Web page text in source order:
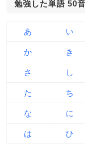
勉強した単語 50
あ い
か き
さ し
た ち
な に
は ひ